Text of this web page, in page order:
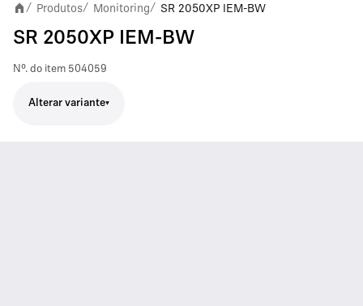
/ Produtos/ Monitoring/ SR 2050XP IEM-BW
SR 2050XP IEM-BW
Nº. do item 504059
Alterar variante